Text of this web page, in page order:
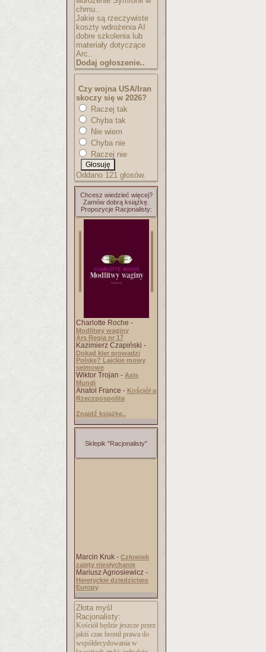
chmu..
Jakie są rzeczywiste
koszty wdrożenia AI
dobre szkolenia lub
materiały dotyczące
Arc..
Dodaj ogłoszenie..
Czy wojna USA/Iran
skoczy się w 2026?
Raczej tak
Chyba tak
Nie wiem
Chyba nie
Raczej nie
Oddano 121 głosów.
Chcesz wiedzieć więcej?
Zamów dobrą książkę.
Propozycje Racjonalisty:
Charlotte Roche -
Modlitwy waginy
Ars Regia nr 17
Kazimierz Czapiński -
Dokąd kler prowadzi
Polskę? Laickie mowy
sejmowe
Wiktor Trojan - Axis
Mundi
Anatol France - Kościół a
Rzeczpospolita
Znajdź książkę..
Sklepik "Racjonalisty"
Marcin Kruk - Człowiek
zajęty niesłychanie
Mariusz Agnosiewicz -
Heretyckie dziedzictwo
Europy
Złota myśl
Racjonalisty:
Kościół będzie jeszcze przez
jakiś czas bronił prawa do
współdecydowania w